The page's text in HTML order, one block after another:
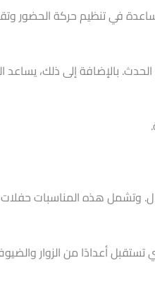
في تنظيم حركة الحضور
بالإضافة إلى ذلك، يساعد
وتشمل هذه المناسبات
تستقبل أعدادًا من الزوار